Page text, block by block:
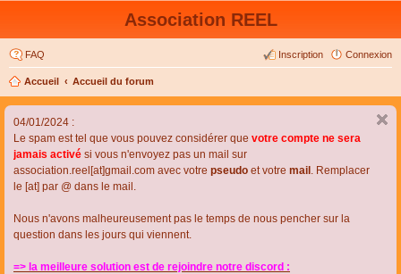
Association REEL
FAQ Connexion
Inscription
Accueil Accueil du forum
04/01/2024 :
Le spam est tel que vous pouvez considérer que votre compte ne sera
jamais activé si vous n'envoyez pas un mail sur
association.reel[at]gmail.com avec votre pseudo et votre mail . Remplacer
le [at] par @ dans le mail.
Nous n'avons malheureusement pas le temps de nous pencher sur la
question dans les jours qui viennent.
=> la meilleure solution est de rejoindre notre discord :